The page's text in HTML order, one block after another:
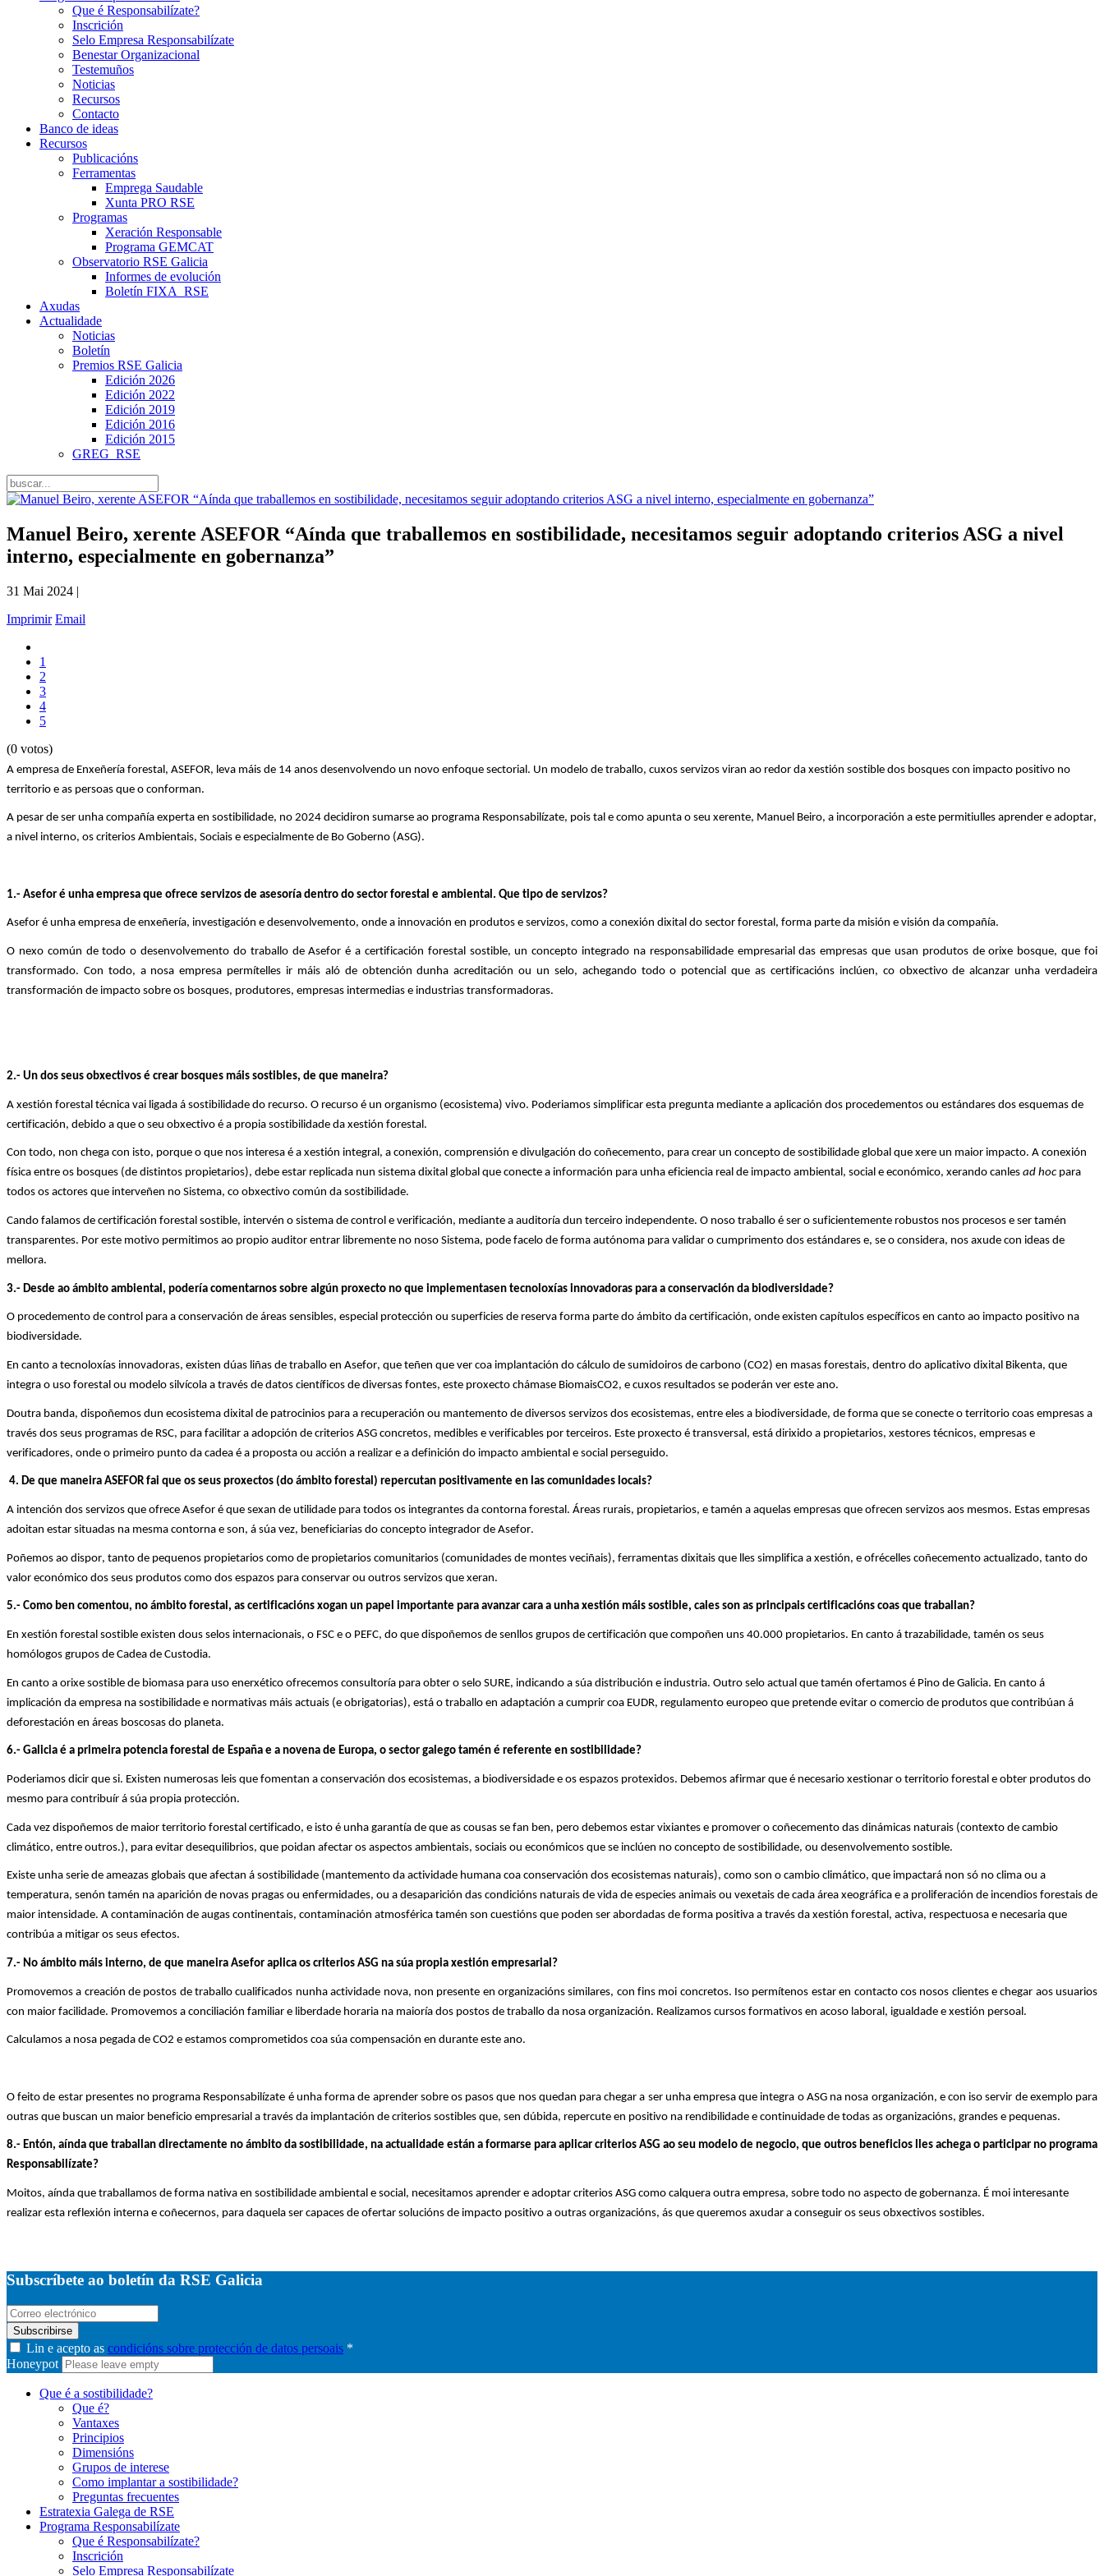
Que é Responsabilízate?
Inscrición
Selo Empresa Responsabilízate
Benestar Organizacional
Testemuños
Noticias
Recursos
Contacto
Banco de ideas
Recursos
Publicacións
Ferramentas
Emprega Saudable
Xunta PRO RSE
Programas
Xeración Responsable
Programa GEMCAT
Observatorio RSE Galicia
Informes de evolución
Boletín FIXA_RSE
Axudas
Actualidade
Noticias
Boletín
Premios RSE Galicia
Edición 2026
Edición 2022
Edición 2019
Edición 2016
Edición 2015
GREG_RSE
Manuel Beiro, xerente ASEFOR “Aínda que traballemos en sostibilidade, necesitamos seguir adoptando criterios ASG a nivel
interno, especialmente en gobernanza”
31 Mai 2024 |
Imprimir Email
1
2
3
4
5
(0 votos)
A empresa de Enxeñería forestal, ASEFOR, leva máis de 14 anos desenvolvendo un novo enfoque sectorial. Un modelo de traballo, cuxos servizos viran ao redor da xestión sostible dos bosques con impacto positivo no
territorio e as persoas que o conforman.
A pesar de ser unha compañía experta en sostibilidade, no 2024 decidiron sumarse ao programa Responsabilízate, pois tal e como apunta o seu xerente, Manuel Beiro, a incorporación a este permitiulles aprender e adoptar,
a nivel interno, os criterios Ambientais, Sociais e especialmente de Bo Goberno (ASG).
1.- Asefor é unha empresa que ofrece servizos de asesoría dentro do sector forestal e ambiental. Que tipo de servizos?
Asefor é unha empresa de enxeñería, investigación e desenvolvemento, onde a innovación en produtos e servizos, como a conexión dixital do sector forestal, forma parte da misión e visión da compañía.
O nexo común de todo o desenvolvemento do traballo deAsefor é a certificación forestal sostible, un concepto integrado na responsabilidade empresarial das empresas que usan produtos de orixe bosque, que foi
transformado. Con todo, a nosa empresa permítelles ir máis aló de obtención dunha acreditación ou un selo, achegando todo o potencial que as certificacións inclúen, co obxectivo de alcanzar unha verdadeira
transformación de impacto sobre os bosques, produtores, empresas intermedias e industrias transformadoras.
2.- Un dos seus obxectivos é crear bosques máis sostibles, de que maneira?
A xestión forestal técnica vai ligada á sostibilidade do recurso. O recurso é un organismo (ecosistema) vivo. Poderiamos simplificar esta pregunta mediante a aplicación dos procedementos ou estándares dos esquemas de
certificación, debido a que o seu obxectivo é a propia sostibilidade da xestión forestal.
Con todo, non chega con isto, porque o que nos interesa é a xestión integral, a conexión, comprensión e divulgación do coñecemento, para crear un concepto de sostibilidade global que xere un maior impacto. A conexión
física entre os bosques (de distintos propietarios), debe estar replicada nun sistema dixital global que conecte a información para unha eficiencia real de impacto ambiental, social e económico, xerando canles ad hoc para
todos os actores que interveñen no Sistema, co obxectivo común da sostibilidade.
Cando falamos de certificación forestal sostible, intervén o sistema de control e verificación, mediante a auditoría dun terceiro independente. O noso traballo é ser o suficientemente robustos nos procesos e ser tamén
transparentes. Por este motivo permitimos ao propio auditor entrar libremente no noso Sistema, pode facelo de forma autónoma para validar o cumprimento dos estándares e, se o considera, nos axude con ideas de
mellora.
3.- Desde ao ámbito ambiental, podería comentarnos sobre algún proxecto no que implementasen tecnoloxías innovadoras para a conservación da biodiversidade?
O procedemento de control para a conservación de áreas sensibles, especial protección ou superficies de reserva forma parte do ámbito da certificación, onde existen capítulos específicos en canto ao impacto positivo na
biodiversidade.
En canto a tecnoloxías innovadoras, existen dúas liñas de traballo en Asefor, que teñen que ver coa implantación do cálculo de sumidoiros de carbono (CO2) en masas forestais, dentro do aplicativo dixital Bikenta, que
integra o uso forestal ou modelo silvícola a través de datos científicos de diversas fontes, este proxecto chámase BiomaisCO2, e cuxos resultados se poderán ver este ano.
Doutra banda, dispoñemos dun ecosistema dixital de patrocinios para a recuperación ou mantemento de diversos servizos dos ecosistemas, entre eles a biodiversidade, de forma que se conecte o territorio coas empresas a
través dos seus programas de RSC, para facilitar a adopción de criterios ASG concretos, medibles e verificables por terceiros. Este proxecto é transversal, está dirixido a propietarios, xestores técnicos, empresas e
verificadores, onde o primeiro punto da cadea é a proposta ou acción a realizar e a definición do impacto ambiental e social perseguido.
4. De que maneira ASEFOR fai que os seus proxectos (do ámbito forestal) repercutan positivamente en las comunidades locais?
A intención dos servizos que ofrece Asefor é que sexan de utilidade para todos os integrantes da contorna forestal. Áreas rurais, propietarios, e tamén a aquelas empresas que ofrecen servizos aos mesmos. Estas empresas
adoitan estar situadas na mesma contorna e son, á súa vez, beneficiarias do concepto integrador de Asefor.
Poñemos ao dispor, tanto de pequenos propietarios como de propietarios comunitarios (comunidades de montes veciñais), ferramentas dixitais que lles simplifica a xestión, e ofrécelles coñecemento actualizado, tanto do
valor económico dos seus produtos como dos espazos para conservar ou outros servizos que xeran.
5.- Como ben comentou, no ámbito forestal, as certificacións xogan un papel importante para avanzar cara a unha xestión máis sostible, cales son as principais certificacións coas que traballan?
En xestión forestal sostible existen dous selos internacionais, o FSC e o PEFC, do que dispoñemos de senllos grupos de certificación que compoñen uns 40.000 propietarios. En canto á trazabilidade, tamén os seus
homólogos grupos de Cadea de Custodia.
En canto a orixe sostible de biomasa para uso enerxético ofrecemos consultoría para obter o selo SURE, indicando a súa distribución e industria. Outro selo actual que tamén ofertamos é Pino de Galicia. En canto á
implicación da empresa na sostibilidade e normativas máis actuais (e obrigatorias), está o traballo en adaptación a cumprir coa EUDR, regulamento europeo que pretende evitar o comercio de produtos que contribúan á
deforestación en áreas boscosas do planeta.
6.- Galicia é a primeira potencia forestal de España e a novena de Europa, o sector galego tamén é referente en sostibilidade ?
Poderiamos dicir que si. Existen numerosas leis que fomentan a conservación dos ecosistemas, a biodiversidade e os espazos protexidos. Debemos afirmar que é necesario xestionar o territorio forestal e obter produtos do
mesmo para contribuír á súa propia protección.
Cada vez dispoñemos de maior territorio forestal certificado, e isto é unha garantía de que as cousas se fan ben, pero debemos estar vixiantes e promover o coñecemento das dinámicas naturais (contexto de cambio
climático, entre outros.), para evitar desequilibrios, que poidan afectar os aspectos ambientais, sociais ou económicos que se inclúen no concepto de sostibilidade, ou desenvolvemento sostible.
Existe unha serie de ameazas globais que afectan á sostibilidade (mantemento da actividade humana coa conservación dos ecosistemas naturais), como son o cambio climático, que impactará non só no clima ou a
temperatura, senón tamén na aparición de novas pragas ou enfermidades, ou a desaparición das condicións naturais de vida de especies animais ou vexetais de cada área xeográfica e a proliferación de incendios forestais de
maior intensidade. A contaminación de augas continentais, contaminación atmosférica tamén son cuestións que poden ser abordadas de forma positiva a través da xestión forestal, activa, respectuosa e necesaria que
contribúa a mitigar os seus efectos.
7.- No ámbito máis interno, de que maneira Asefor aplica os criterios ASG na súa propia xestión empresarial?
Promovemos a creación de postos de traballo cualificados nunha actividade nova, non presente en organizacións similares, con fins moi concretos. Iso permítenos estar en contacto cos nosos clientes e chegar aos usuarios
con maior facilidade. Promovemos a conciliación familiar e liberdade horaria na maioría dos postos de traballo da nosa organización. Realizamos cursos formativos en acoso laboral, igualdade e xestión persoal.
Calculamos a nosa pegada de CO2 e estamos comprometidos coa súa compensación en durante este ano.
O feito de estar presentes no programa Responsabilízate é unha forma de aprender sobre os pasos que nos quedan para chegar a ser unha empresa que integra o ASG na nosa organización, e con iso servir de exemplo para
outras que buscan un maior beneficio empresarial a través da implantación de criterios sostibles que, sen dúbida, repercute en positivo na rendibilidade e continuidade de todas as organizacións, grandes e pequenas.
8.- Entón, aínda que traballan directamente no ámbito da sostibilidade, na actualidade están a formarse para aplicar criterios ASG ao seu modelo de negocio, que outros beneficios lles achega o participar no programa
Responsabilízate?
Moitos, aínda que traballamos de forma nativa en sostibilidade ambiental e social, necesitamos aprender e adoptar criterios ASG como calquera outra empresa, sobre todo no aspecto de gobernanza. É moi interesante
realizar esta reflexión interna e coñecernos, para daquela ser capaces de ofertar solucións de impacto positivo a outras organizacións, ás que queremos axudar a conseguir os seus obxectivos sostibles.
Subscríbete ao boletín da RSE Galicia
Subscribirse
Lin e acepto as condicións sobre protección de datos persoais *
Honeypot
Que é a sostibilidade?
Que é?
Vantaxes
Principios
Dimensións
Grupos de interese
Como implantar a sostibilidade?
Preguntas frecuentes
Estratexia Galega de RSE
Programa Responsabilízate
Que é Responsabilízate?
Inscrición
Selo Empresa Responsabilízate